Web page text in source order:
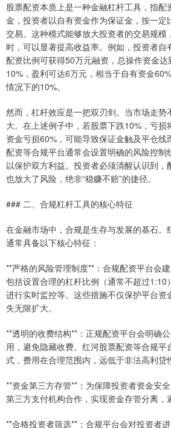
股票配资本质上是一种金融杠杆工具，指配
金，投资者以自有资金作为保证金，按一定
交易。这种模式能够放大投资者的交易规模
时，可以显著提高收益率。例如，投资者
配资比例可获得50万元融资，总操作资金
10%，盈利可达6万元，相当于自有资金
情况下的10%。
然而，杠杆效应是一把双刃剑。当市场走势
大。在上述例子中，若股票下跌10%，亏
资金亏损60%，可能导致保证金触及平仓
配资等合规平台通常会设置明确的风险控制
以保护双方利益。投资者必须清醒认识到，
也放大了风险，绝非“稳赚不赔”的捷径。
### 二、合规杠杆工具的核心特征
在金融市场中，合规是生存与发展的基石。
通常具备以下核心特征：
**严格的风险管理制度**：合规配资平台会
包括设置合理的杠杆比例（通常不超过1:10
进行实时监控等。这些措施不仅保护平台资
失无限扩大。
**透明的收费结构**：正规配资平台会明确
用，避免隐藏收费。红河股票配资等合规
式，费用在合理范围内，远低于非法高利贷
**资金第三方存管**：为保障投资者资金安
第三方支付机构合作，实现资金存管分离，
**合格投资者筛选**：合规平台会对投资者